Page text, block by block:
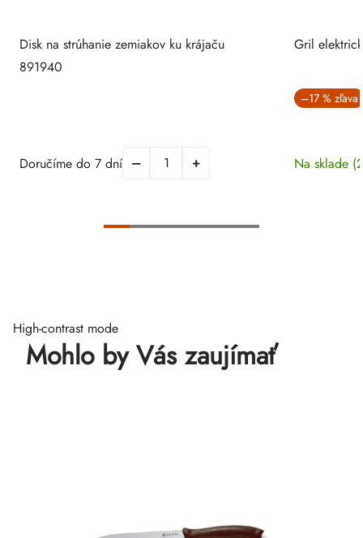
Disk na strúhanie zemiakov ku krájaču
891940
Doručíme do 7 dní
Gril
–17 %
Na sklade
High-contrast mode
Mohlo by Vás zaujímať